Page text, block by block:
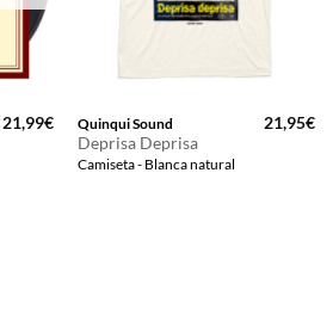
21,99€ Quinqui Sound
Deprisa Deprisa
Camiseta - Blanca natural
21,95€